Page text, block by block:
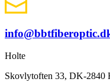
Holte
Skovlytoften 33, DK-2840